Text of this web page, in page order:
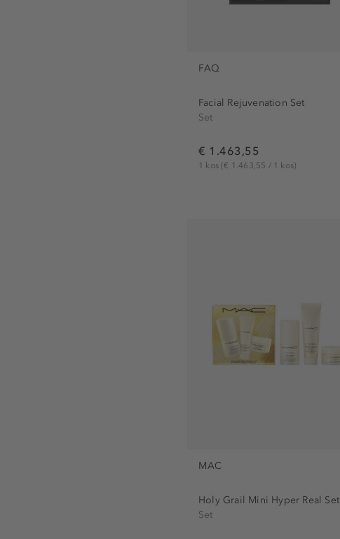
FAQ
Facial Rejuvenation Set
Set
€ 1.463,55
1 kos(€ 1.463,55 / 1 kos)
MAC
Holy Grail Mini Hyper Real Set
Set